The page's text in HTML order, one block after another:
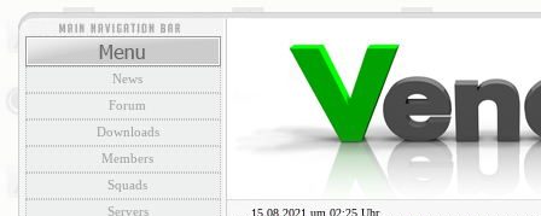
News
Forum
Downloads
Members
Squads
Servers
15.08.2021 um 02:25 Uhr